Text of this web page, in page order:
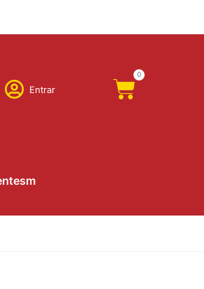
Entrar
0